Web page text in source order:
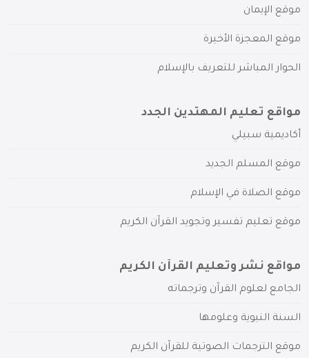
موقع الإيمان
موقع المعجزة الأخيرة
الحوار المباشر للتعريف بالإسلام
مواقع تعليم المهتدين الجدد
أكاديمية سبيلي
موقع المسلم الجديد
موقع الصلاة في الإسلام
موقع تعليم تفسير وتجويد القرآن الكريم
مواقع نشر وتعليم القرآن الكريم
الجامع لعلوم القرآن وترجماته
السنة النبوية وعلومها
موقع الترجمات الصوتية للقرآن الكريم